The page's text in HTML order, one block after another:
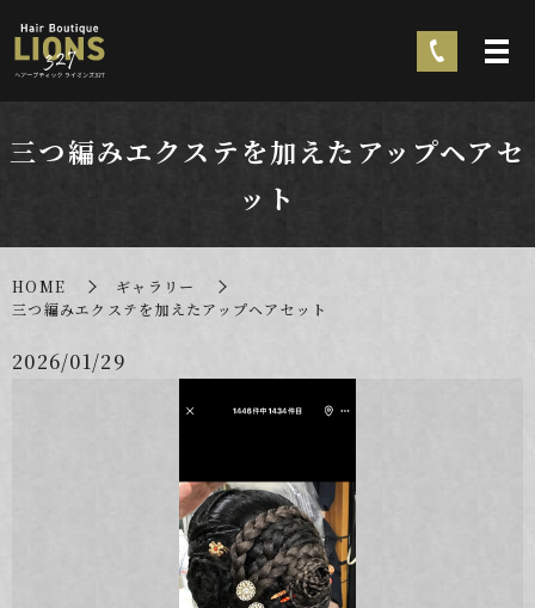
三つ編みエクステを加えたアップヘアセ
ット
HOME
ギャラリー
三つ編みエクステを加えたアップヘアセット
2026/01/29